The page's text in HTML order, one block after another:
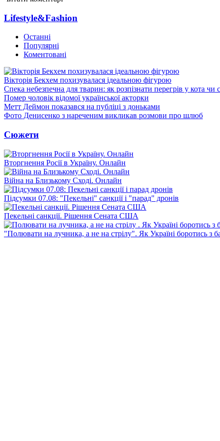
Lifestyle&Fashion
Останні
Популярні
Коментовані
Вікторія Бекхем похизувалася ідеальною фігурою
Спека небезпечна для тварин: як розпізнати перегрів у кота чи
Помер чоловік відомої української акторки
Метт Деймон показався на публіці з доньками
Фото Денисенко з нареченим викликав розмови про шлюб
Сюжети
Вторгнення Росії в Україну. Онлайн
Війна на Близькому Сході. Онлайн
Підсумки 07.08: "Пекельні" санкції і "парад" дронів
Пекельні санкції. Рішення Сената США
"Полювати на лучника, а не на стрілу". Як Україні боротись з